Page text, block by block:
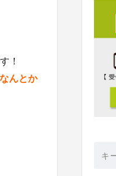
！
んとか